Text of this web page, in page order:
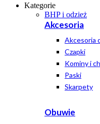
Kategorie
BHP i odzież
Akcesoria
Akcesoria
Czapki
Kominy i
Paski
Skarpety
Obuwie